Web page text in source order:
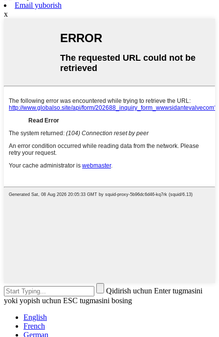
Email yuborish
x
Qidirish uchun Enter tugmasini
yoki yopish uchun ESC tugmasini bosing
English
French
German